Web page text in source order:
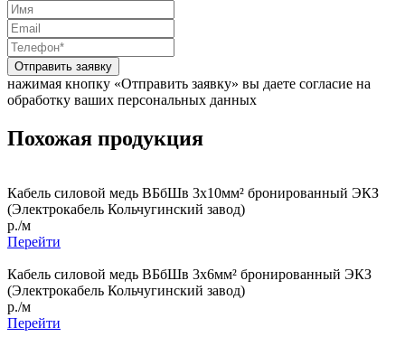
Отправить заявку
нажимая кнопку «Отправить заявку» вы даете согласие на
обработку ваших персональных данных
Похожая продукция
Кабель силовой медь ВБбШв 3x10мм² бронированный ЭКЗ
(Электрокабель Кольчугинский завод)
р./м
Перейти
Кабель силовой медь ВБбШв 3x6мм² бронированный ЭКЗ
(Электрокабель Кольчугинский завод)
р./м
Перейти